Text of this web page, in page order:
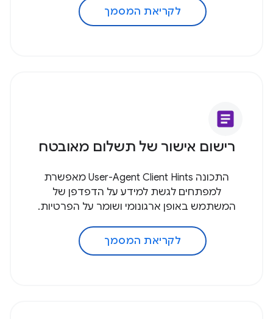
לקריאת המסמך
article
רישום אישור של תשלום מאובטח
התכונה User-Agent Client Hints מאפשרת
למפתחים לגשת למידע על הדפדפן של
המשתמש באופן ארגונומי ושומר על הפרטיות.
לקריאת המסמך